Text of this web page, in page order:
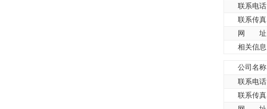
联系电话
联系传真
网 址
相关信息
公司名称
联系电话
联系传真